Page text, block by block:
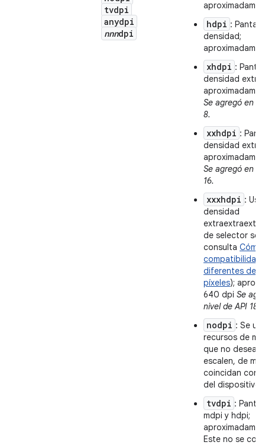
tvdpi
anydpi
nnndpi
hdpi :
densidad;
xhdpi :
densidad
Se agregó en el
8.
xxhdpi :
densidad
Se agregó en el
16.
xxxhdpi :
densidad
de selector
consulta
compatibilidad
diferentes
píxeles);
640 dpi Se
nivel de API 18.
nodpi : Se
recursos de
que no deseas
escalen, de
coincidan con
del dispositivo.
tvdpi :
mdpi y hdpi;
Este no se